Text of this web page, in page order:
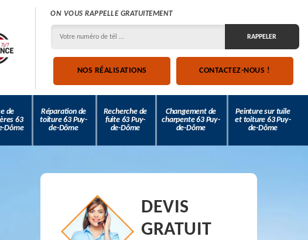
ON VOUS RAPPELLE GRATUITEMENT
NOS RÉALISATIONS CONTACTEZ-NOUS !
de
63
Dôme
Réparation de
toiture 63 Puy-
de-Dôme
Recherche de
fuite 63 Puy-
de-Dôme
Changement de
charpente 63 Puy-
de-Dôme
Peinture sur tuile
et toiture 63 Puy-
de-Dôme
DEVIS
GRATUIT